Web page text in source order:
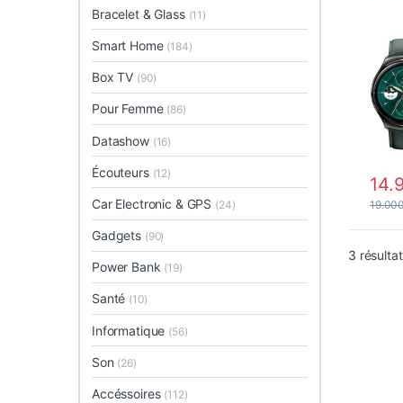
Ce
3
Bracelet & Glass (11)
Smart Home (184)
Box TV (90)
Pour Femme (86)
Datashow (16)
Écouteurs (12)
Car Electronic & GPS (24)
Gadgets (90)
Power Bank (19)
Santé (10)
Informatique (56)
Son (26)
Accéssoires (112)